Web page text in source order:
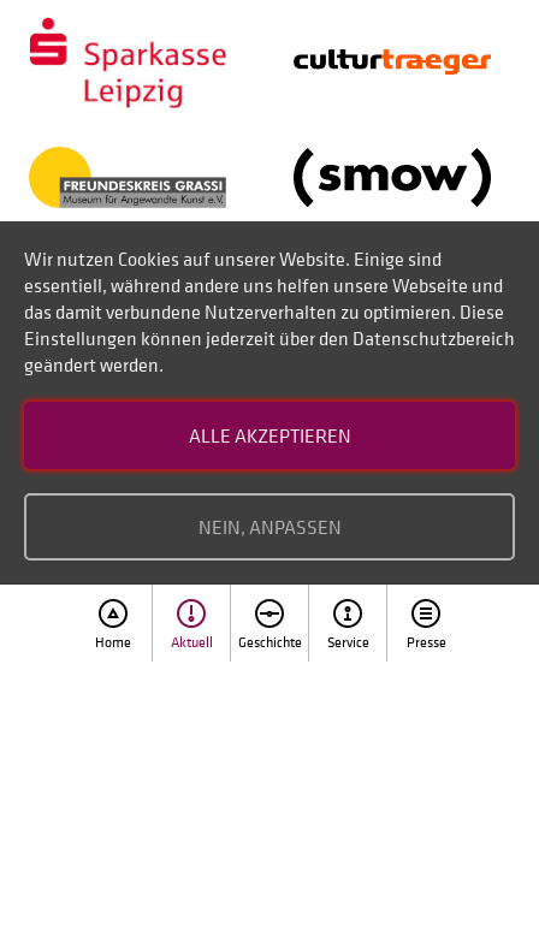
Home Aktuell Geschichte Service Presse
Impressum
Wir nutzen Cookies auf unserer Website. Einige sind
essentiell, während andere uns helfen unsere Webseite und
das damit verbundene Nutzerverhalten zu optimieren. Diese
Einstellungen können jederzeit über den Datenschutzbereich
geändert werden.
ALLE AKZEPTIEREN
NEIN, ANPASSEN